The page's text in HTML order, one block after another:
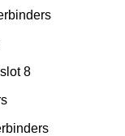
8